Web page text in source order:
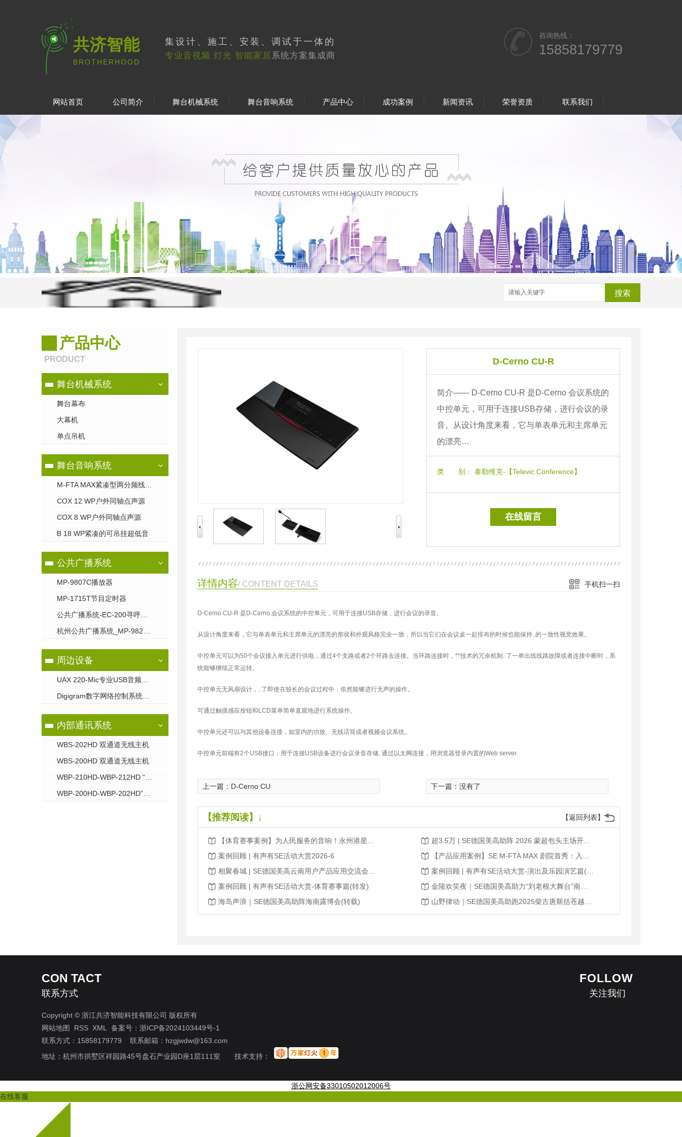
共济智能
BROTHERHOOD
集设计、施工、安装、调试于一体的
专业音视频 灯光 智能家居系统方案集成商
咨询热线：
15858179779
网站首页 公司简介 舞台机械系统 舞台音响系统 产品中心 成功案例 新闻资讯 荣誉资质 联系我们
【Televic Conference】
搜索
产品中心
PRODUCT
舞台机械系统
舞台幕布
大幕机
单点吊机
舞台音响系统
COX 12 WP户外同轴点声源
COX 8 WP户外同轴点声源
B 18 WP紧凑的可吊挂超低音
公共广播系统
MP-9807C播放器
MP-1715T节目定时器
周边设备
内部通讯系统
WBS-202HD 双通道无线主机
WBS-200HD 双通道无线主机
D-Cerno CU-R
简介—— D-Cerno CU-R 是D-Cerno 会议系统的
中控单元，可用于连接USB存储，进行会议的录
音。从设计角度来看，它与单表单元和主席单元
的漂亮…
类 别： 泰勒维克-【Televic Conference】
在线留言
详情内容/ CONTENT DETAILS 手机扫一扫
D-Cerno CU-R 是D-Cerno 会议系统的中控单元，可用于连接USB存储，进行会议的录音。
从设计角度来看，它与单表单元和主席单元的漂亮的形状和外观风格完全一致，所以当它们在会议桌一起排布的时候也能保持..的一致性视觉效果。
中控单元可以为50个会议接入单元进行供电，通过4个支路或者2个环路去连接。当环路连接时，**技术的冗余机制..了一单出线线路故障或者连接中断时，系
统能够继续正常运转。
中控单元无风扇设计，..了即使在较长的会议过程中，依然能够进行无声的操作。
可通过触摸感应按钮和LCD菜单简单直观地进行系统操作。
中控单元还可以与其他设备连接，如室内的功放、无线话筒或者视频会议系统。
中控单元前端有2个USB接口，用于连接USB设备进行会议录音存储. 通过以太网连接，用浏览器登录内置的Web server.
上一篇： D-Cerno CU 下一篇：没有了
【返回列表】
【推荐阅读】↓
案例回顾 | 有声有SE活动大赏2026-6
案例回顾 | 有声有SE活动大赏-体育赛事篇(转发)
海岛声浪｜SE德国美高助阵海南露博会(转载)
CON TACT
联系方式
Copyright © 浙江共济智能科技有限公司 版权所有
网站地图
RSS XML 备案号： 浙ICP备2024103449号-1
联系方式：15858179779 联系邮箱：hzgjwdw@163.com
地址：杭州市拱墅区祥园路45号盘石产业园D座1层111室 技术支持：
FOLLOW
关注我们
浙公网安备33010502012006号
在线客服